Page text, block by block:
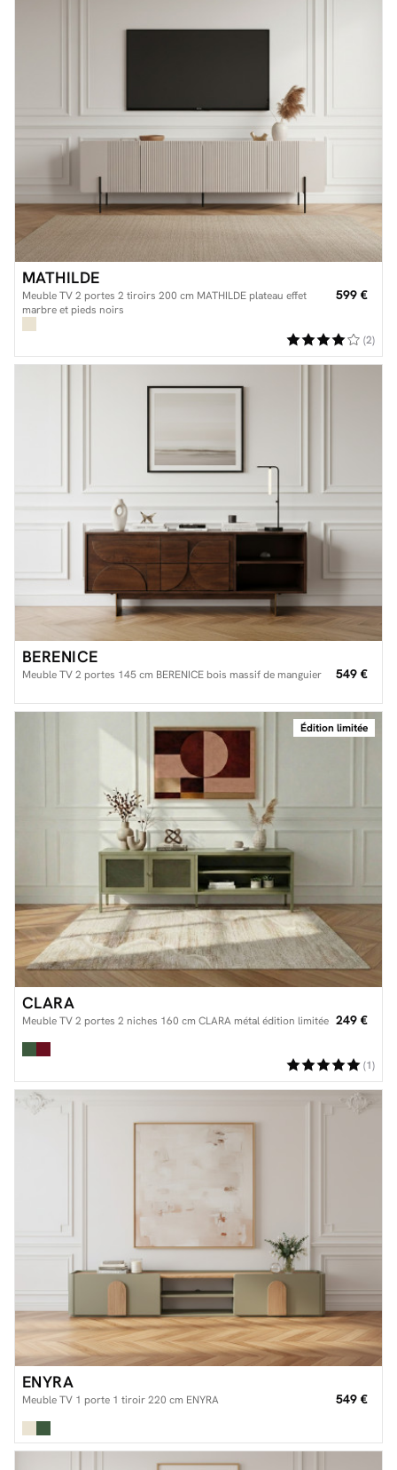
MATHILDE
Meuble TV 2 portes 2 tiroirs 200 cm MATHILDE plateau effet
marbre et pieds noirs
599 €
(2)
BERENICE
Meuble TV 2 portes 145 cm BERENICE bois massif de manguier 549 €
Édition limitée
CLARA
Meuble TV 2 portes 2 niches 160 cm CLARA métal édition limitée 249 €
(1)
ENYRA
Meuble TV 1 porte 1 tiroir 220 cm ENYRA 549 €